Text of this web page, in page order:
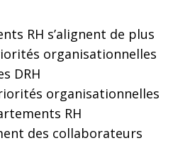
RH s’alignent de plus
organisationnelles
DRH
organisationnelles
RH
des collaborateurs